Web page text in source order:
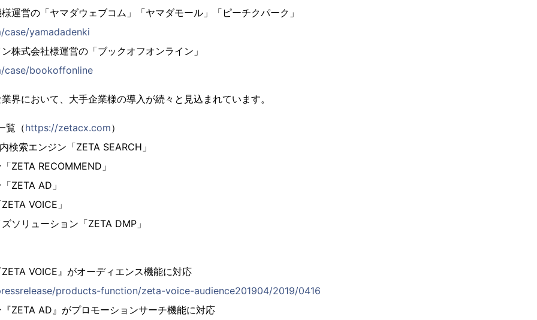
運営の「ヤマダウェブコム」「ヤマダモール」「ピーチクパーク」
yamadadenki
株式会社様運営の「ブックオフオンライン」
case/bookoffonline
界において、大手企業様の導入が続々と見込まれています。
覧（https://zetacx.com）
検索エンジン「ZETA SEARCH」
ZETA RECOMMEND」
ZETA AD」
VOICE」
ソリューション「ZETA DMP」
VOICE』がオーディエンス機能に対応
products-function/zeta-voice-audience201904/2019/0416
ZETA AD』がプロモーションサーチ機能に対応